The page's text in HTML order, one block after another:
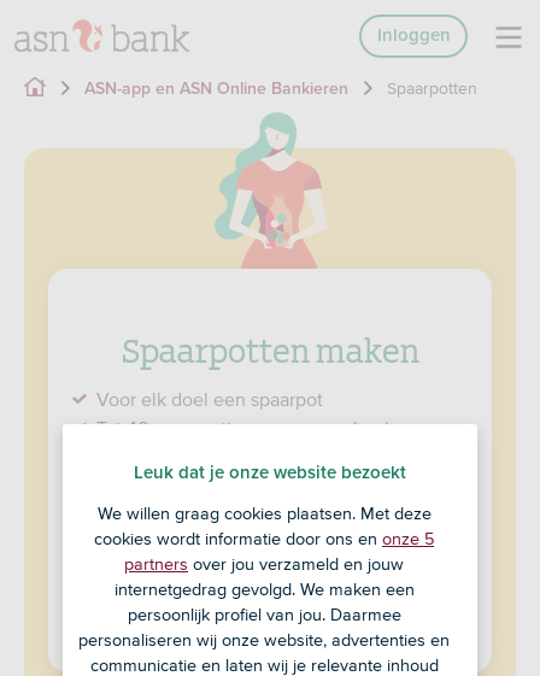
Inloggen
ASN-app en ASN Online Bankieren Spaarpotten
Spaarpotten maken
Voor elk doel een spaarpot
Tot 40 spaarpotten per spaarrekening
Samen sparen met je mederekeninghouder
Heb je al een ASN-spaarrekening?
Inloggen en een spaarpot maken
Of open een spaarrekening
Leuk dat je onze website bezoekt
We willen graag cookies plaatsen. Met deze
cookies wordt informatie door ons en onze 5
partners over jou verzameld en jouw
internetgedrag gevolgd. We maken een
persoonlijk profiel van jou. Daarmee
personaliseren wij onze website, advertenties en
communicatie en laten wij je relevante inhoud